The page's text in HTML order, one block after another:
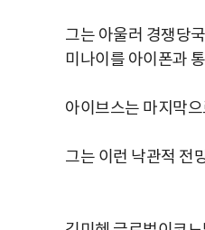
그는 아울러 경쟁당
미나이를 아이폰과
아이브스는 마지막
그는 이런 낙관적 전